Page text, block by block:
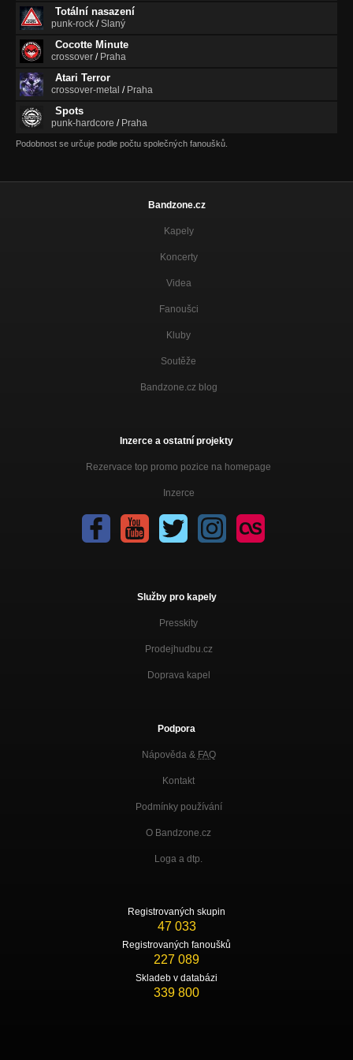
The Polysterene Heaven
The Polysterene Heaven
9. Polonium
The Polysterene Heaven
12. 2012
Totální nasazení
punk-rock /Slaný
Cocotte Minute
crossover / Praha
Atari Terror
crossover-metal / Praha
Spots
punk-hardcore / Praha
Podobnost se určuje podle počtu společných fanoušků.
Bandzone.cz
Kapely
Koncerty
Videa
Fanoušci
Kluby
Soutěže
Bandzone.cz blog
Inzerce a ostatní projekty
Rezervace top promo pozice na homepage
Inzerce
Služby pro kapely
Presskity
Prodejhudbu.cz
Doprava kapel
Podpora
Nápověda & FAQ
Kontakt
Podmínky používání
O Bandzone.cz
Loga a dtp.
Registrovaných skupin
47 033
Registrovaných fanoušků
227 089
Skladeb v databázi
339 800